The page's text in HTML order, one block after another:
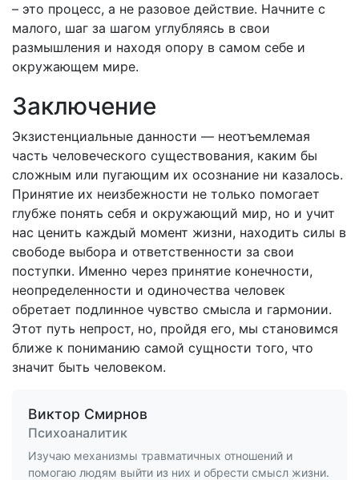
– это процесс, а не разовое действие. Начните с
малого, шаг за шагом углубляясь в свои
размышления и находя опору в самом себе и
окружающем мире.
Заключение
Экзистенциальные данности — неотъемлемая
часть человеческого существования, каким бы
сложным или пугающим их осознание ни казалось.
Принятие их неизбежности не только помогает
глубже понять себя и окружающий мир, но и учит
нас ценить каждый момент жизни, находить силы в
свободе выбора и ответственности за свои
поступки. Именно через принятие конечности,
неопределенности и одиночества человек
обретает подлинное чувство смысла и гармонии.
Этот путь непрост, но, пройдя его, мы становимся
ближе к пониманию самой сущности того, что
значит быть человеком.
Виктор Смирнов
Психоаналитик
Изучаю механизмы травматичных отношений и
помогаю людям выйти из них и обрести смысл жизни.